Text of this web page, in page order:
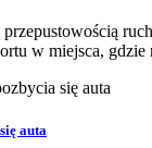
w miejsca, gdzie
auta